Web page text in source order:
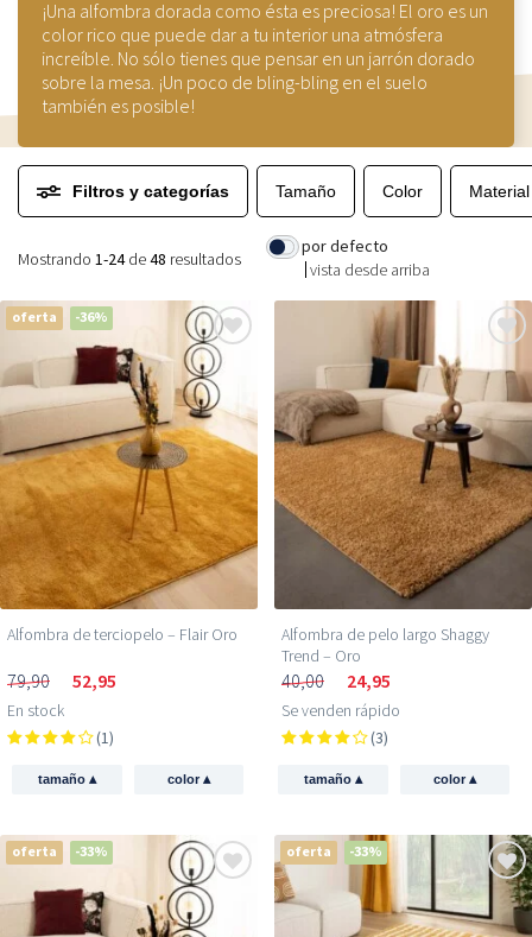
¡Una alfombra dorada como ésta es preciosa! El oro es un
color rico que puede dar a tu interior una atmósfera
increíble. No sólo tienes que pensar en un jarrón dorado
sobre la mesa. ¡Un poco de bling-bling en el suelo
también es posible!
Filtros y categorías Tamaño Color Material
por defecto
vista desde arriba
Mostrando 1-24de48 resultados
oferta -36%
Alfombra de terciopelo – Flair Oro
79,90 52,95
En stock
(1)
tamaño ▴ color▴
Alfombra de pelo largo Shaggy
Trend – Oro
40,00 24,95
Se venden rápido
(3)
tamaño ▴ color▴
oferta -33% oferta -33%